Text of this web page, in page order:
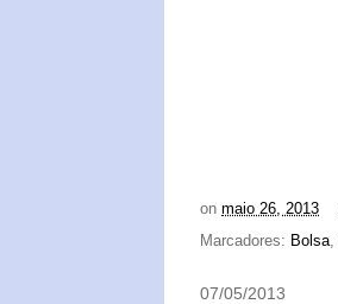
on maio 26, 2013
Marcadores: Bolsa,
07/05/2013